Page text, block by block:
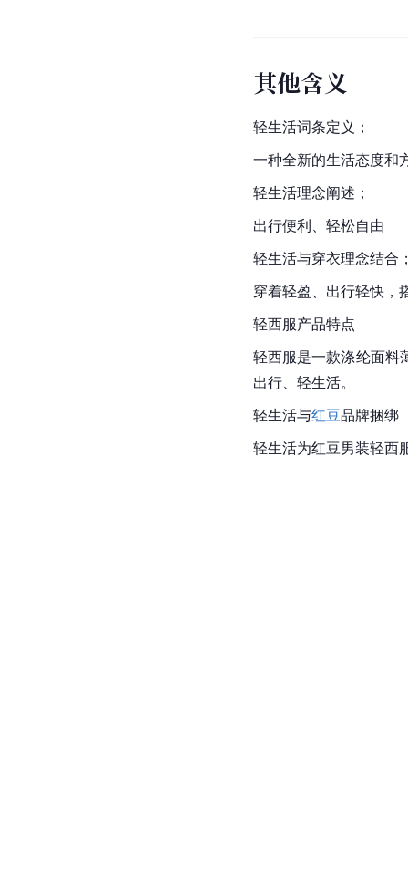
其他含义
轻生活词条定义；
一种全新的生活态度和
轻生活理念阐述；
出行便利、轻松自由
轻生活与穿衣理念结合
穿着轻盈、出行轻快，
轻西服产品特点
轻西服是一款涤纶面料
出行、 轻生活。
轻生活与红豆品牌捆绑
轻生活为红豆男装轻西